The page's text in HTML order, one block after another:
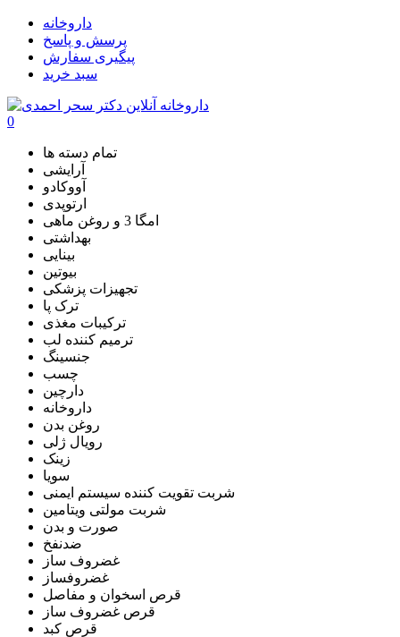
داروخانه
پرسش و پاسخ
پیگیری سفارش
سبد خرید
0
تمام دسته ها
آرایشی
آووکادو
ارتوپدی
امگا 3 و روغن ماهی
بهداشتی
بینایی
بیوتین
تجهیزات پزشکی
ترک پا
ترکیبات مغذی
ترمیم کننده لب
جنسینگ
چسب
دارچین
داروخانه
روغن بدن
رویال ژلی
زینک
سویا
شربت تقویت کننده سیستم ایمنی
شربت مولتی ویتامین
صورت و بدن
ضدنفخ
غضروف ساز
غضروفساز
قرص اسخوان و مفاصل
قرص غضروف ساز
قرص کبد